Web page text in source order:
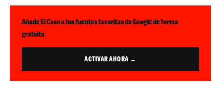
Añade El Caso a tus fuentes favoritas de Google de forma
gratuita
ACTIVAR AHORA →